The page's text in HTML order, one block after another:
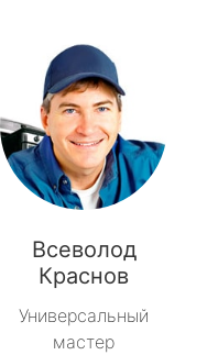
Всеволод
Краснов
Универсальный
мастер